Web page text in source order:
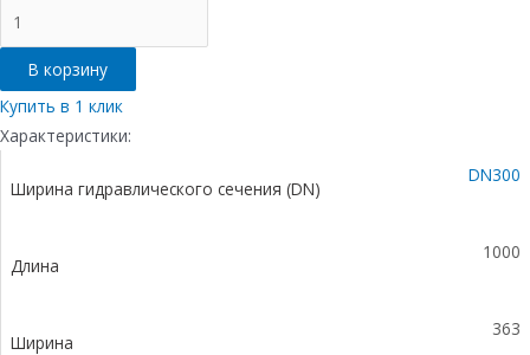
товара
Лоток
водоотводный
бетонный
коробчатый
(СО-300мм),
оцинкованной
водосливом
(30).22,5(18)
В корзину
Купить в 1 клик
Характеристики:
Ширина гидравлического сечения (DN)
DN300
Длина
1000
Ширина
363